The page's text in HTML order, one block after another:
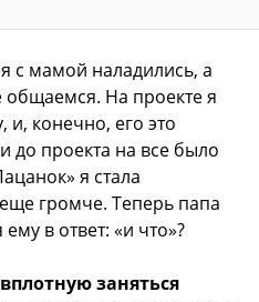
с мамой наладились, а
общаемся. На проекте я
и, конечно, его это
до проекта на все было
я стала
громче. Теперь папа
в ответ: «и что»?
заняться